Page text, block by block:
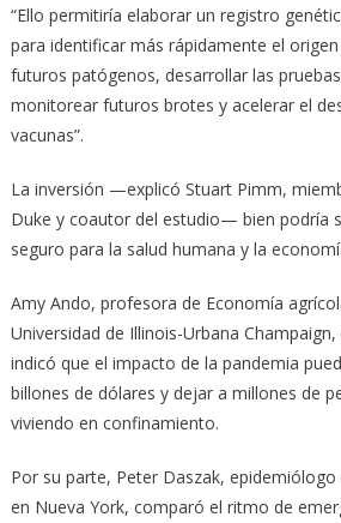
“Ello permitiría elaborar un registro
para identificar más rápidamente el
futuros patógenos, desarrollar las
monitorear futuros brotes y acelerar el
vacunas”.
La inversión —explicó Stuart Pimm,
Duke y coautor del estudio— bien podría
seguro para la salud humana y la
Amy Ando, profesora de Economía
Universidad de Illinois-Urbana
indicó que el impacto de la pandemia
billones de dólares y dejar a millones de
viviendo en confinamiento.
Por su parte, Peter Daszak, epidemiólogo
en Nueva York, comparó el ritmo de